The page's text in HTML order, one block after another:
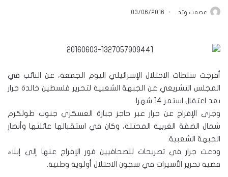
عصمت وتد 03/06/2016
أفرجت سلطات الاحتلال الإسرائيلي اليوم الجمعة، عن النائب في
المجلس التشريعي عن الجبهة الشعبية لتحرير فلسطين خالدة جرار
بعد اعتقال استمر 14 شهرا.
وجرى الإفراج عن جرار عبر حاجز جبارة العسكري جنوب طولكرم
شمال الضفة الغربية المحتلة، وكان في استقبالها عائلتها وأنصار
الجبهة الشعبية.
ودعت جرار في تصريحات للصحافيين فور الإفراج عنها إلى إيلاء
قضية تحرير الأسيرات في سجون الاحتلال أولوية وطنية.